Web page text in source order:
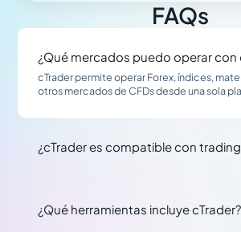
FAQs
¿Qué mercados puedo operar con
cTrader permite operar Forex, índices,
otros mercados de CFDs desde una sola
¿cTrader es compatible con trading
¿Qué herramientas incluye cTrader?